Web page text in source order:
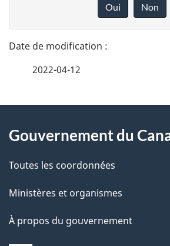
t
a
l
s
l
a
n
o
t
e
r
é
t
r
Oui Non
2022-04-12
propos
de
ce
site
Gouvernement du
Toutes les coordonnées
Ministères et organismes
À propos du gouvernement